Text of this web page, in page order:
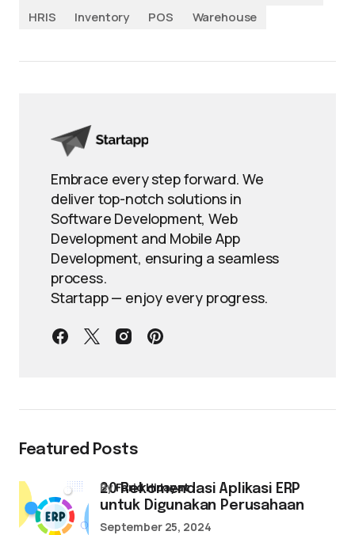
HRIS
Inventory POS Warehouse
Embrace every step forward. We
deliver top-notch solutions in
Software Development, Web
Development and Mobile App
Development, ensuring a seamless
process.
Startapp — enjoy every progress.
Featured Posts
20 Rekomendasi Aplikasi ERP
untuk Digunakan Perusahaan
byFarid Hidayat
September 25, 2024